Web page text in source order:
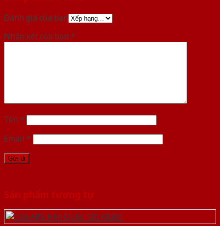
Đánh giá của bạn
Nhận xét của bạn *
Tên *
Email *
Sản phẩm tương tự